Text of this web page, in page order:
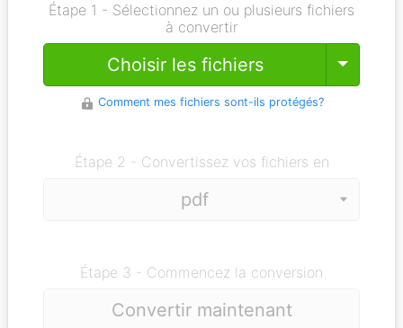
Étape 1 - Sélectionnez un ou plusieurs fichiers
à convertir
Choisir les fichiers Toggle
Comment mes fichiers sont-ils protégés?
Étape 2 - Convertissez vos fichiers en
Étape 3 - Commencez la conversion
Convertir maintenant